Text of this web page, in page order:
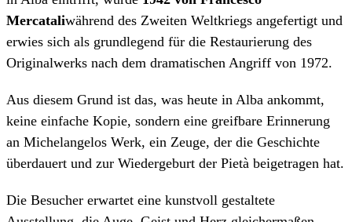
Mercataliwährend des Zweiten Weltkriegs angefertigt und
erwies sich als grundlegend für die Restaurierung des
Originalwerks nach dem dramatischen Angriff von 1972.
Aus diesem Grund ist das, was heute in Alba ankommt,
keine einfache Kopie, sondern eine greifbare Erinnerung
an Michelangelos Werk, ein Zeuge, der die Geschichte
überdauert und zur Wiedergeburt der Pietà beigetragen hat.
Die Besucher erwartet eine kunstvoll gestaltete